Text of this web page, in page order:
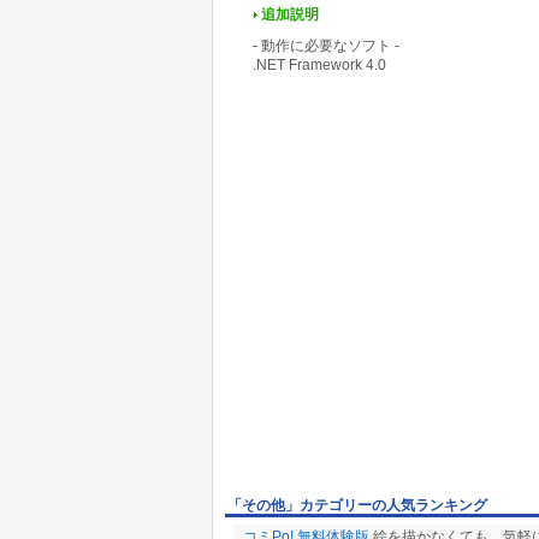
追加説明
- 動作に必要なソフト -
.NET Framework 4.0
「その他」カテゴリーの人気ランキング